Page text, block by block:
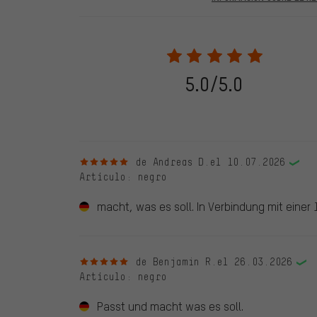
2022 solo se publicarán evaluaciones verificadas, lo
Solo desbloqueamos la evaluación después de
verificadas llevan una marca verde, que se aplica a
28. 05. 2022. Se incluyeron también evaluaciones
evaluado en nuestra tienda. Estos comentarios no
5.0/5.0
5 de 5 estrellasde Andreas D. el 10.07.2026
Artículo : negro
macht, was es soll. In Verbindung mit
5 de 5 estrellasde Benjamin R. el 26.03.2026
Artículo : negro
Passt und macht was es soll.